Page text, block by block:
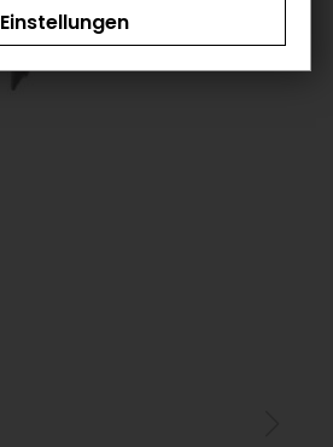
Einstellungen